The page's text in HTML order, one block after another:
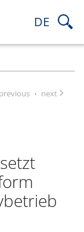
DE
previous · next